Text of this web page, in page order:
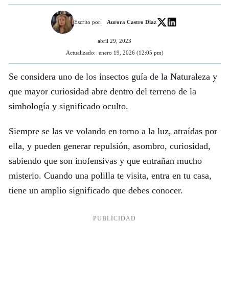
Escrito por: Aurora Castro Díaz
abril 29, 2023
Actualizado: enero 19, 2026 (12:05 pm)
Se considera uno de los insectos guía de la Naturaleza y
que mayor curiosidad abre dentro del terreno de la
simbología y significado oculto.
Siempre se las ve volando en torno a la luz, atraídas por
ella, y pueden generar repulsión, asombro, curiosidad,
sabiendo que son inofensivas y que entrañan mucho
misterio. Cuando una polilla te visita, entra en tu casa,
tiene un amplio significado que debes conocer.